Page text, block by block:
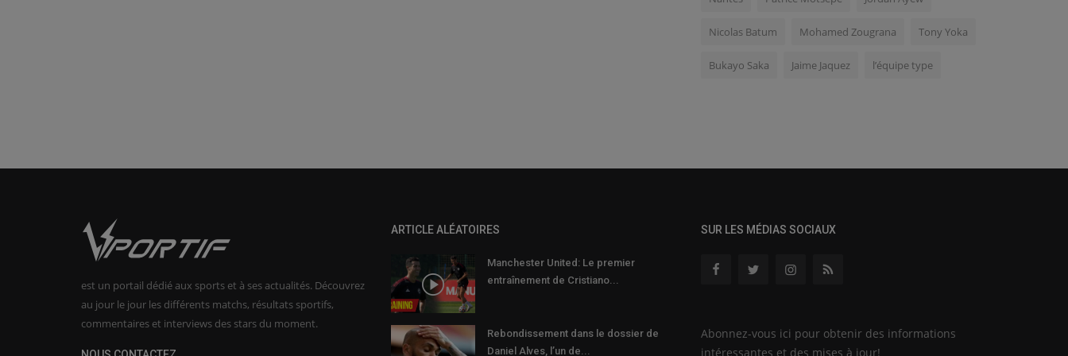
Nicolas Batum Mohamed Zougrana Tony Yoka
Bukayo Saka Jaime Jaquez l’équipe type
est un portail dédié aux sports et à ses actualités. Découvrez
au jour le jour les différents matchs, résultats sportifs,
commentaires et interviews des stars du moment.
ARTICLE ALÉATOIRES
Manchester United: Le premier
entraînement de Cristiano...
Rebondissement dans le dossier de
Daniel Alves, l’un de...
SUR LES MÉDIAS SOCIAUX
Abonnez-vous ici pour obtenir des informations
intéressantes et des mises à jour!